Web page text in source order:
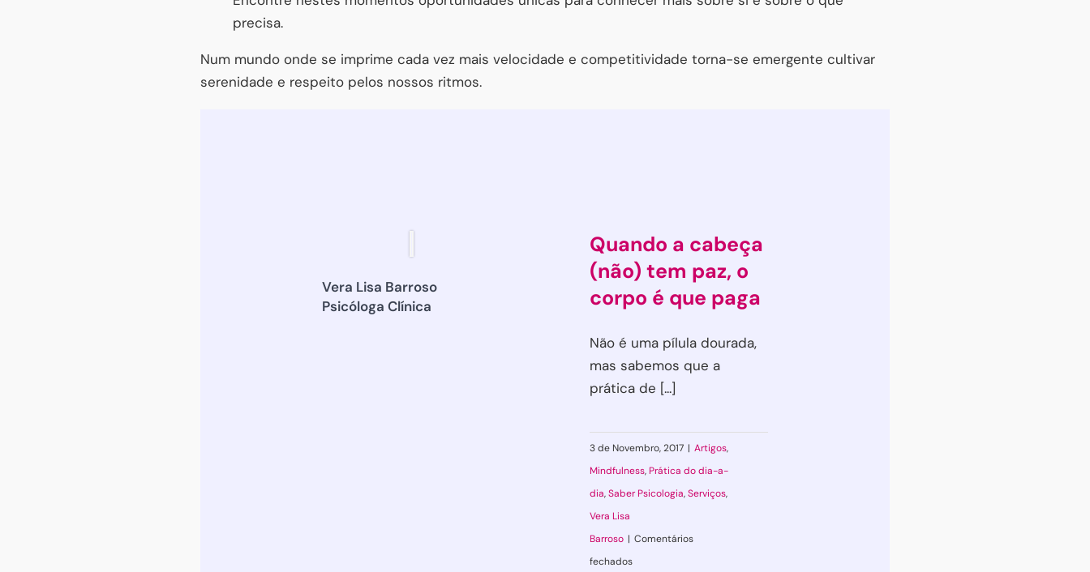
precisa.
Num mundo onde se imprime cada vez mais velocidade e competitividade torna-se emergente cultivar
serenidade e respeito pelos nossos ritmos.
Vera Lisa Barroso
Psicóloga Clínica
Quando a cabeça
(não) tem paz, o
corpo é que paga
Não é uma pílula dourada,
mas sabemos que a
prática de [...]
3 de Novembro, 2017 | Artigos,
Mindfulness, Prática do dia-a-
dia,Saber Psicologia,Serviços,
Vera Lisa
Barroso | Comentários
fechadosem